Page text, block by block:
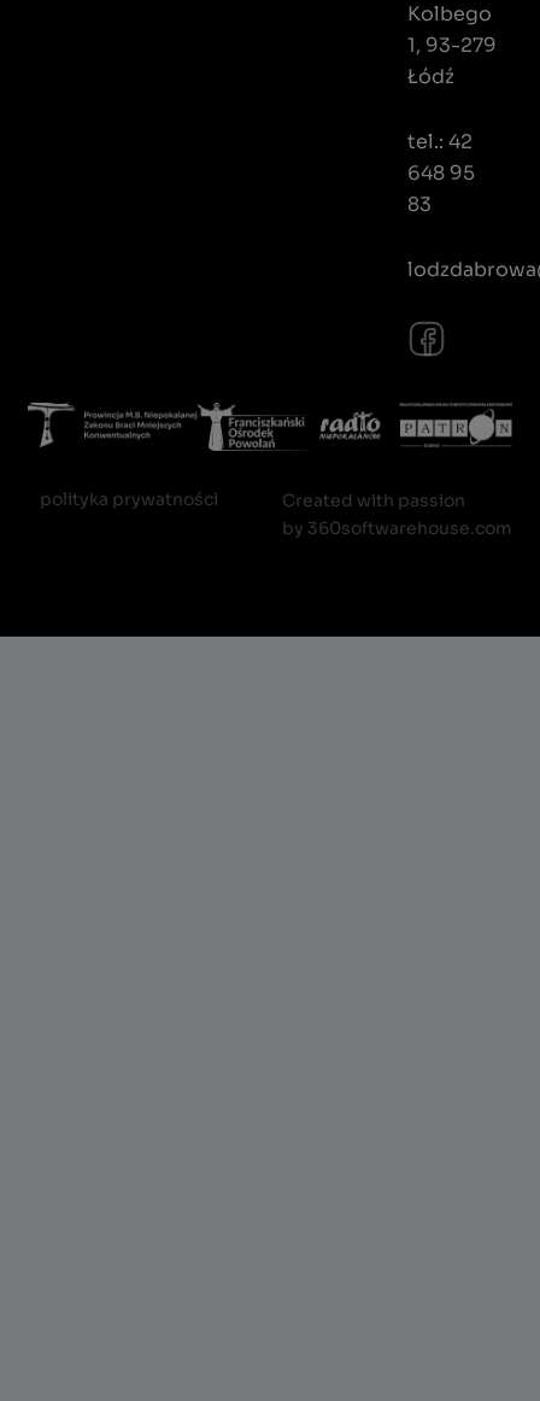
Kolbego
1, 93-279
Łódź
tel.: 42
648 95
83
polityka prywatności
Created with passion
by 360softwarehouse.com